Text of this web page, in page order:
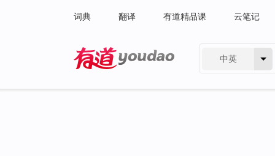
词典 翻译 有道精品课 云笔记
中英